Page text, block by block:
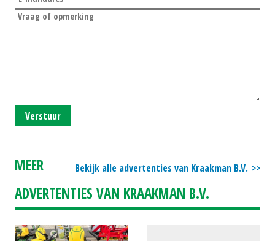
Verstuur
Bekijk alle advertenties van Kraakman B.V.
MEER
ADVERTENTIES VAN KRAAKMAN B.V.